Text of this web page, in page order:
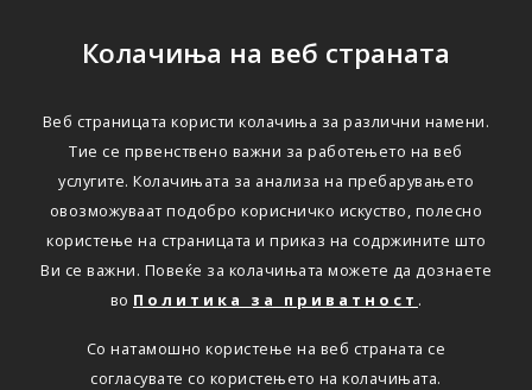
Колачиња на веб страната
Веб страницата користи колачиња за различни намени.
Тие се првенствено важни за работењето на веб
услугите. Колачињата за анализа на пребарувањето
овозможуваат подобро корисничко искуство, полесно
користење на страницата и приказ на содржините што
Ви се важни. Повеќе за колачињата можете да дознаете
во Политика за приватност .
Со натамошно користење на веб страната се
согласувате со користењето на колачињата.